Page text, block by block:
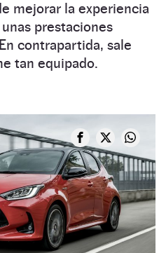
mejorar la experiencia
prestaciones
contrapartida, sale
tan equipado.